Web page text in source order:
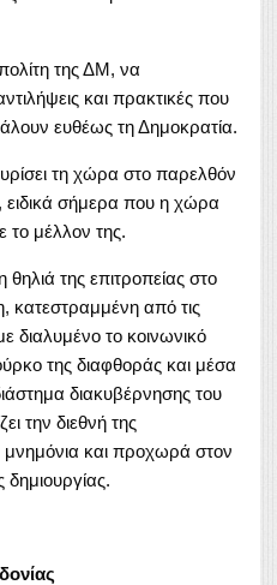
της ΔΜ, να
και πρακτικές που
ευθέως τη Δημοκρατία.
τη χώρα στο παρελθόν
ειδικά σήμερα που η χώρα
το μέλλον της.
της επιτροπείας στο
κατεστραμμένη από τις
διαλυμένο το κοινωνικό
της διαφθοράς και μέσα
διακυβέρνησης του
την διεθνή της
και προχωρά στον
Μακεδονίας